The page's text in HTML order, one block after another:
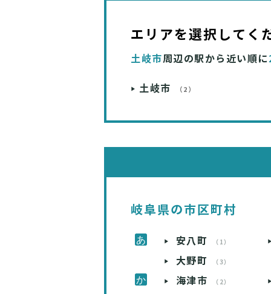
エリアを選択してく
土岐市周辺の駅から近い順に
土岐市 （2）
岐阜県の市区町村
安八町 （1）
大野町 （3）
海津市 （2）